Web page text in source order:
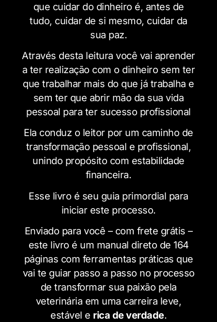
que cuidar do dinheiro é, antes de
tudo, cuidar de si mesmo, cuidar da
sua paz.
Através desta leitura você vai aprender
a ter realização com o dinheiro sem ter
que trabalhar mais do que já trabalha e
sem ter que abrir mão da sua vida
pessoal para ter sucesso profissional
Ela conduz o leitor por um caminho de
transformação pessoal e profissional,
unindo propósito com estabilidade
financeira.
Esse livro é seu guia primordial para
iniciar este processo.
Enviado para você – com frete grátis –
este livro é um manual direto de 164
páginas com ferramentas práticas que
vai te guiar passo a passo no processo
de transformar sua paixão pela
veterinária em uma carreira leve,
estável e rica de verdade.